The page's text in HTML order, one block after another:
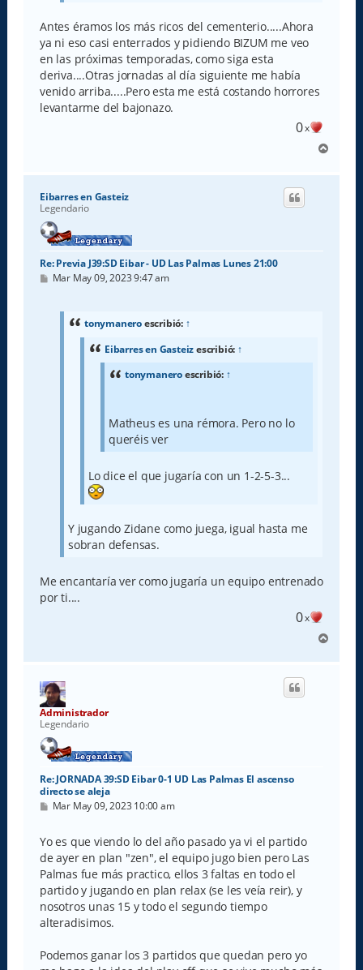
Antes éramos los más ricos del cementerio.....Ahora
ya ni eso casi enterrados y pidiendo BIZUM me veo
en las próximas temporadas, como siga esta
deriva....Otras jornadas al día siguiente me había
venido arriba.....Pero esta me está costando horrores
levantarme del bajonazo.
0x
r
Eibarres en Gasteiz
Legendario
Re: Previa J39:SD Eibar - UD Las Palmas Lunes 21:00
M
Mar May 09, 2023 9:47 am
tonymaneroescribió: ↑
Eibarres en Gasteizescribió: ↑
tonymaneroescribió: ↑
Matheus es una rémora. Pero no lo
queréis ver
Lo dice el que jugaría con un 1-2-5-3...
Y jugando Zidane como juega, igual hasta me
sobran defensas.
Me encantaría ver como jugaría un equipo entrenado
por ti....
0x
r
Administrador
Legendario
Re: JORNADA 39:SD Eibar 0-1 UD Las Palmas El ascenso
directo se aleja
M
s
a
j
e
Mar May 09, 2023 10:00 am
Yo es que viendo lo del año pasado ya vi el partido
de ayer en plan "zen", el equipo jugo bien pero Las
Palmas fue más practico, ellos 3 faltas en todo el
partido y jugando en plan relax (se les veía reir), y
nosotros unas 15 y todo el segundo tiempo
alteradisimos.
Podemos ganar los 3 partidos que quedan pero yo